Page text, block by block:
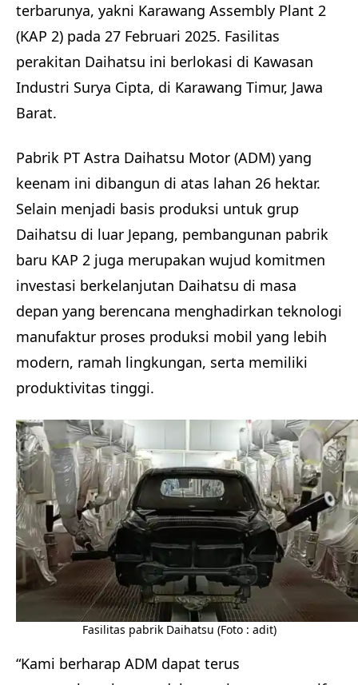
terbarunya, yakni Karawang Assembly Plant 2
(KAP 2) pada 27 Februari 2025. Fasilitas
perakitan Daihatsu ini berlokasi di Kawasan
Industri Surya Cipta, di Karawang Timur, Jawa
Barat.
Pabrik PT Astra Daihatsu Motor (ADM) yang
keenam ini dibangun di atas lahan 26 hektar.
Selain menjadi basis produksi untuk grup
Daihatsu di luar Jepang, pembangunan pabrik
baru KAP 2 juga merupakan wujud komitmen
investasi berkelanjutan Daihatsu di masa
depan yang berencana menghadirkan teknologi
manufaktur proses produksi mobil yang lebih
modern, ramah lingkungan, serta memiliki
produktivitas tinggi.
Fasilitas pabrik Daihatsu (Foto : adit)
“Kami berharap ADM dapat terus